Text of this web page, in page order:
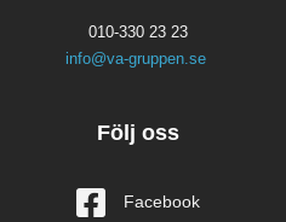
010-330 23 23
info@va-gruppen.se
Följ oss
Facebook